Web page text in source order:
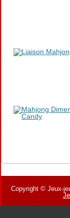
Copyright © Jeux-